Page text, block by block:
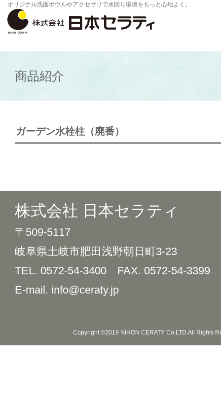
オリジナル洗面ボウルやアクセサリで水回り環境をもっと心地よく。
商品紹介
ガーデン水栓柱（廃番）
株式会社 日本セラティ
〒509-5117
岐阜県土岐市肥田浅野朝日町3-23
TEL. 0572-54-3400 FAX. 0572-54-3399
E-mail. info@ceraty.jp
Copyright ©2019 NIHON CERATY Co.LTD.All Rights